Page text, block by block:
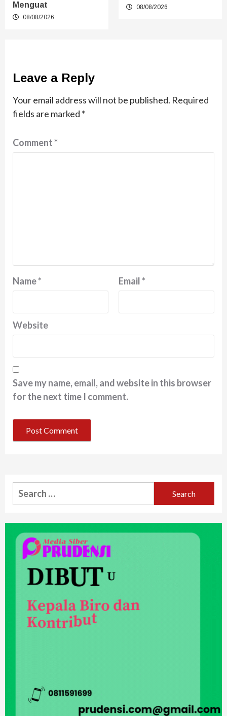
Menguat
08/08/2026
08/08/2026
Leave a Reply
Your email address will not be published. Required
fields are marked *
Comment*
Name* Email*
Website
Save my name, email, and website in this browser
for the next time I comment.